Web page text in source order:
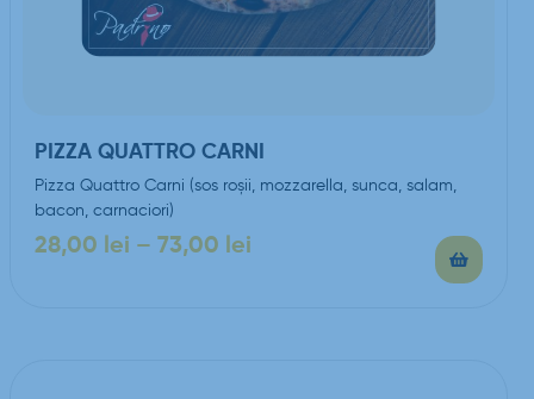
PIZZA QUATTRO CARNI
Pizza Quattro Carni (sos roşii, mozzarella, sunca, salam,
bacon, carnaciori)
28,00 lei – 73,00 lei